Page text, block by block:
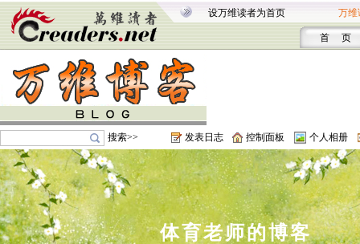
设万维读者为首页 万维
首 页
搜索>> 发表日志 控制面板 个人相册
体育老师的博客